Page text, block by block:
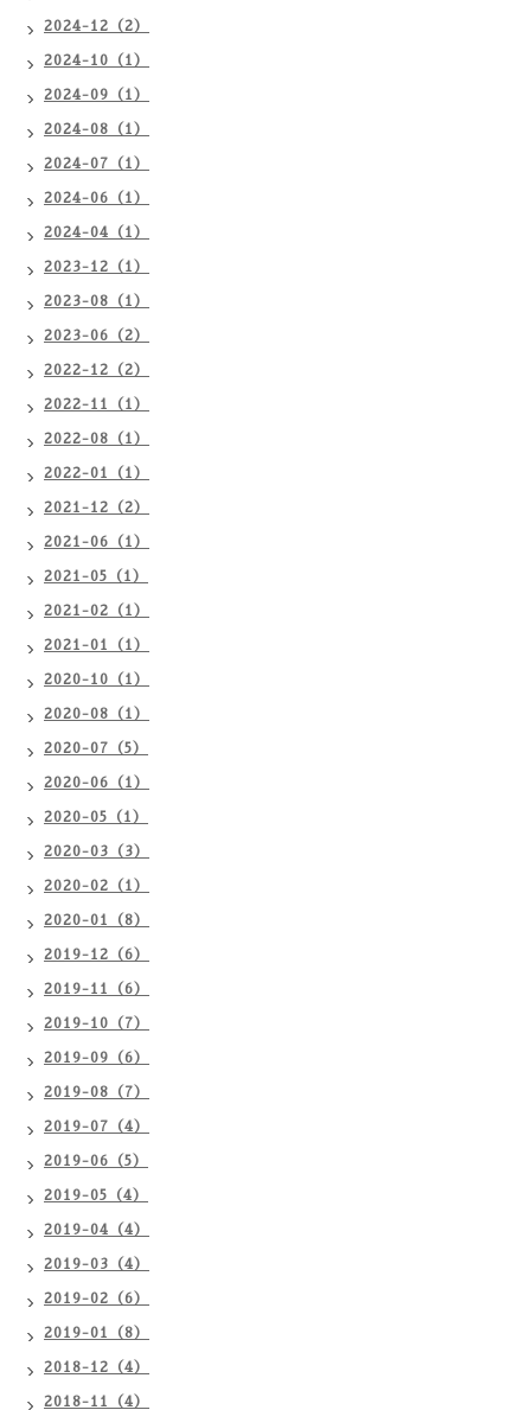
2024-12（2）
2024-10（1）
2024-09（1）
2024-08（1）
2024-07（1）
2024-06（1）
2024-04（1）
2023-12（1）
2023-08（1）
2023-06（2）
2022-12（2）
2022-11（1）
2022-08（1）
2022-01（1）
2021-12（2）
2021-06（1）
2021-05（1）
2021-02（1）
2021-01（1）
2020-10（1）
2020-08（1）
2020-07（5）
2020-06（1）
2020-05（1）
2020-03（3）
2020-02（1）
2020-01（8）
2019-12（6）
2019-11（6）
2019-10（7）
2019-09（6）
2019-08（7）
2019-07（4）
2019-06（5）
2019-05（4）
2019-04（4）
2019-03（4）
2019-02（6）
2019-01（8）
2018-12（4）
2018-11（4）